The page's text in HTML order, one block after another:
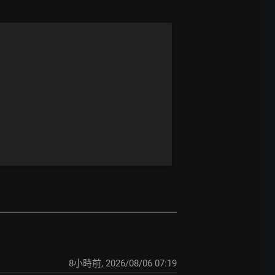
8小時前, 2026/08/06 07:19